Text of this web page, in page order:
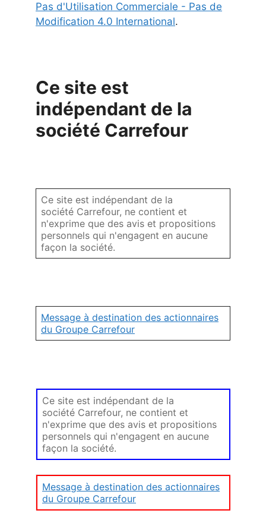
Pas d'Utilisation Commerciale - Pas de
Modification 4.0 International.
Ce site est
indépendant de la
société Carrefour
Ce site est indépendant de la
société Carrefour, ne contient et
n'exprime que des avis et propositions
personnels qui n'engagent en aucune
façon la société.
Message à destination des actionnaires
du Groupe Carrefour
Ce site est indépendant de la
société Carrefour, ne contient et
n'exprime que des avis et propositions
personnels qui n'engagent en aucune
façon la société.
Message à destination des actionnaires
du Groupe Carrefour